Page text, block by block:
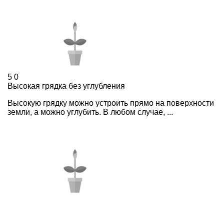
5 0
Высокая грядка без углубления
Высокую грядку можно устроить прямо на поверхности
земли, а можно углубить. В любом случае, ...